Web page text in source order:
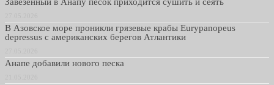
Завезённый в Анапу песок приходится сушить и сеять
В Азовское море проникли грязевые крабы Eurypanopeus
depressus с американских берегов Атлантики
Анапе добавили нового песка